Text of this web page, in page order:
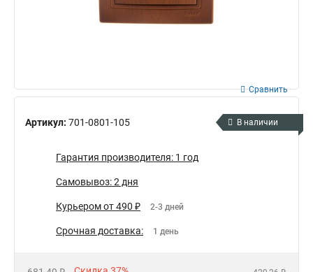
Артикул: 701-0801-105
Сравнить
В наличии
Гарантия производителя: 1 год
Самовывоз: 2 дня
Курьером от 490 ₽ 2-3 дней
Срочная доставка: 1 день